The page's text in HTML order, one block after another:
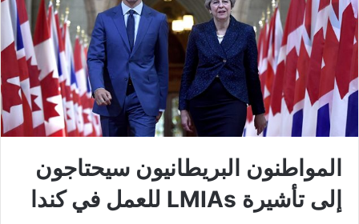
المواطنون البريطانيون سيحتاجون
إلى تأشيرة LMIAs للعمل في كندا